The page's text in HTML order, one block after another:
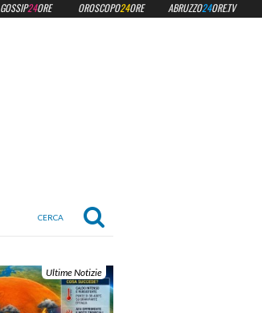
Ultime Notizie
GOSSIP24ORE OROSCOPO24ORE ABRUZZO24ORE.TV